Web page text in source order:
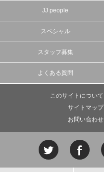
JJ people
スペシャル
スタッフ募集
よくある質問
このサイトについて
サイトマップ
お問い合わせ